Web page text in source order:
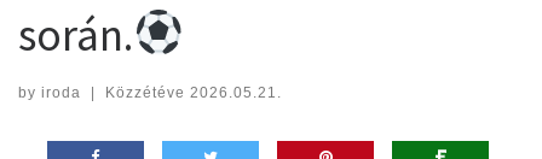
során.
by iroda | Közzétéve 2026.05.21.